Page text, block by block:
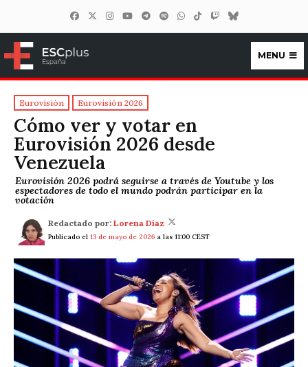
ESCplus España
MENU
Eurovisión Eurovisión 2026
Cómo ver y votar en
Eurovisión 2026 desde
Venezuela
Eurovisión 2026 podrá seguirse a través de Youtube y los
espectadores de todo el mundo podrán participar en la
votación
Redactado por: Lorena Díaz
Publicado el 13 de mayo de 2026 a las 11:00 CEST